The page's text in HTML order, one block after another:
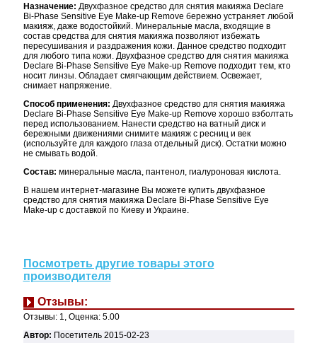
Назначение: Двухфазное средство для снятия макияжа Declare
Bi-Phase Sensitive Eye Make-up Remove бережно устраняет любой
макияж, даже водостойкий. Минеральные масла, входящие в
состав средства для снятия макияжа позволяют избежать
пересушивания и раздражения кожи. Данное средство подходит
для любого типа кожи. Двухфазное средство для снятия макияжа
Declare Bi-Phase Sensitive Eye Make-up Remove подходит тем, кто
носит линзы. Обладает смягчающим действием. Освежает,
снимает напряжение.
Способ применения: Двухфазное средство для снятия макияжа
Declare Bi-Phase Sensitive Eye Make-up Remove хорошо взболтать
перед использованием. Нанести средство на ватный диск и
бережными движениями снимите макияж с ресниц и век
(используйте для каждого глаза отдельный диск). Остатки можно
не смывать водой.
Состав: минеральные масла, пантенол, гиалуроновая кислота.
В нашем интернет-магазине Вы можете купить двухфазное
средство для снятия макияжа Declare Bi-Phase Sensitive Eye
Make-up с доставкой по Киеву и Украине.
Посмотреть другие товары этого
производителя
Отзывы:
Отзывы: 1 , Оценка: 5.00
Автор: Посетитель 2015-02-23